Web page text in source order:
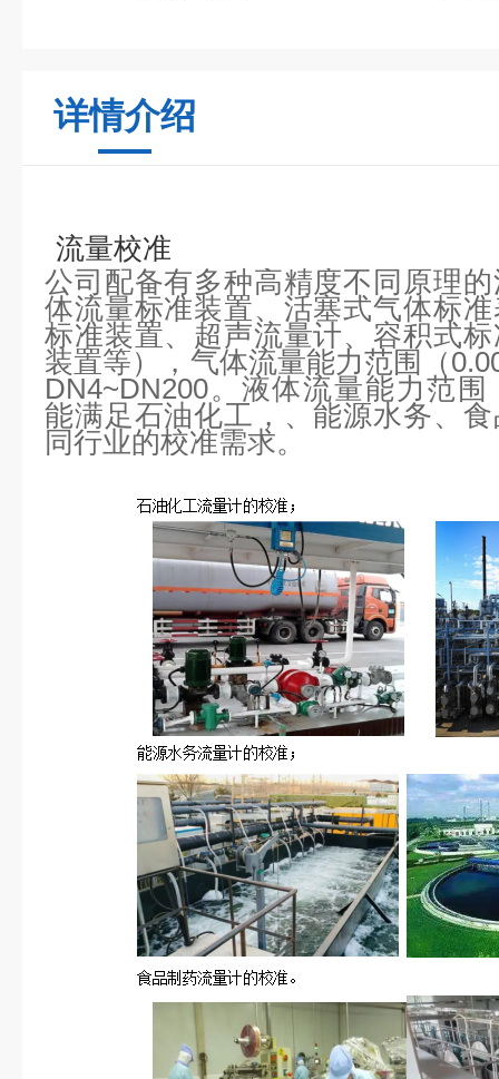
详情介绍
流量校准
公司配备有多种高精度不同原理
体流量标准装置、活塞式气体标
标准装置、超声流量计、容积式
装置等），气体流量能力范围（
DN4~DN200。液体流量能力范围
能满足石油化工，、能源水务、
同行业的校准需求。